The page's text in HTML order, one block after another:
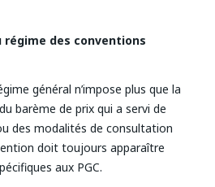
régime des conventions
général n’impose plus que la
barème de prix qui a servi de
des modalités de consultation
doit toujours apparaître
aux PGC.